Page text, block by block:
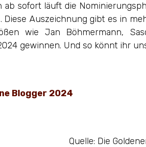
ab sofort läuft die
Diese Auszeichnung gibt es in
wie Jan Böhmermann,
gewinnen. Und so könnt ihr
Quelle: Die